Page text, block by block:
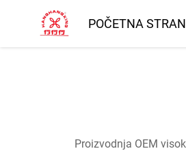
POČETNA
Proizvodnja OEM